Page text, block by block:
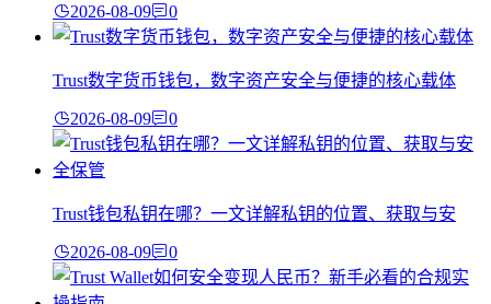
2026-08-09 0
Trust数字货币钱包，数字资产安全与便捷的核心载体
2026-08-09 0
Trust钱包私钥在哪？一文详解私钥的位置、获取与安
2026-08-09 0